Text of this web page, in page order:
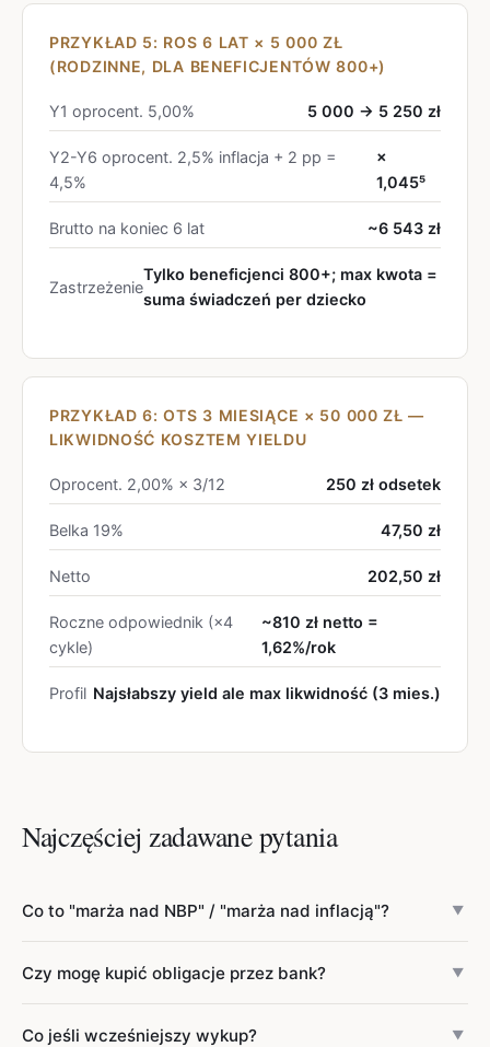
PRZYKŁAD 5: ROS 6 LAT × 5 000 ZŁ
(RODZINNE, DLA BENEFICJENTÓW 800+)
Y1 oprocent. 5,00% 5 000 → 5 250 zł
Y2-Y6 oprocent. 2,5% inflacja + 2 pp =
4,5%
×
1,045⁵
Brutto na koniec 6 lat ~6 543 zł
Zastrzeżenie
Tylko beneficjenci 800+; max kwota =
suma świadczeń per dziecko
PRZYKŁAD 6: OTS 3 MIESIĄCE × 50 000 ZŁ —
LIKWIDNOŚĆ KOSZTEM YIELDU
Oprocent. 2,00% × 3/12 250 zł odsetek
Belka 19% 47,50 zł
Netto 202,50 zł
Roczne odpowiednik (×4
cykle)
~810 zł netto =
1,62%/rok
Profil Najsłabszy yield ale max likwidność (3 mies.)
Najczęściej zadawane pytania
Co to "marża nad NBP" / "marża nad inflacją"? ▼
skarbowych.ROR= NBP + 0 pp (czyli stopa NBP, np.
obecnie 3,75%).DOR= NBP + 0,15 pp.COI= inflacja GUS
+ 1,5 pp.EDO= inflacja + 2,0 pp.
Czy mogę kupić obligacje przez bank? ▼
Co jeśli wcześniejszy wykup? ▼